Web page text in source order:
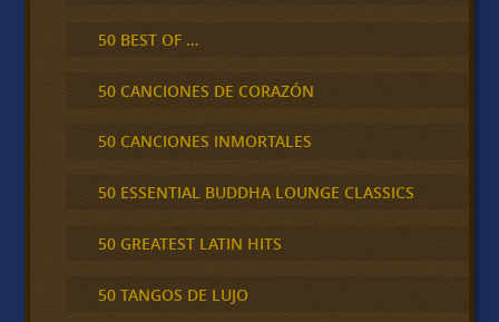
50 BEST OF …
50 CANCIONES DE CORAZÓN
50 CANCIONES INMORTALES
50 ESSENTIAL BUDDHA LOUNGE CLASSICS
50 GREATEST LATIN HITS
50 TANGOS DE LUJO